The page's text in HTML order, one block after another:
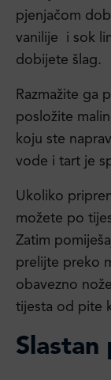
pjenjačom
vanilije i sok
dobijete šlag.
Razmažite ga
posložite
koju ste
vode i tart je
Ukoliko
možete po
Zatim
prelijte preko
obavezno
tijesta od pite
Slastan